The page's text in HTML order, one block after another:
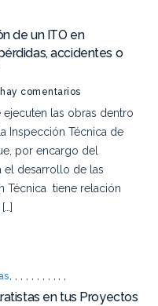
de un ITO en
accidentes o
comentarios
las obras dentro
Inspección Técnica de
por encargo del
el desarrollo de las
Técnica tiene relación
, , , , , , , , ,,,
en tus Proyectos